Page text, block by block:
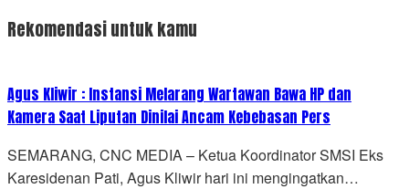
Rekomendasi untuk kamu
Agus Kliwir : Instansi Melarang Wartawan Bawa HP dan
Kamera Saat Liputan Dinilai Ancam Kebebasan Pers
SEMARANG, CNC MEDIA – Ketua Koordinator SMSI Eks
Karesidenan Pati, Agus Kliwir hari ini mengingatkan…